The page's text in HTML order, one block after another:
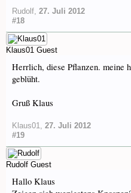
Rudolf, 27. Juli 2012
#18
Klaus01 Guest
Herrlich, diese Pflanzen. meine
geblüht.
Gruß Klaus
Klaus01, 27. Juli 2012
#19
Rudolf Guest
Hallo Klaus